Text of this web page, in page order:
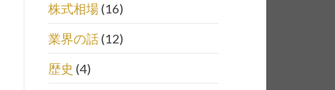
株式相場(16)
業界の話(12)
歴史 (4)